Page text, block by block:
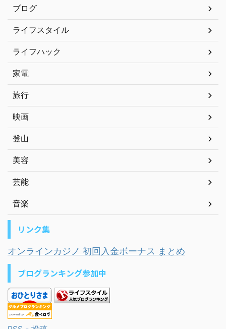
ブログ
ライフスタイル
ライフハック
家電
旅行
映画
登山
美容
芸能
音楽
リンク集
オンラインカジノ 初回入金ボーナス まとめ
ブログランキング参加中